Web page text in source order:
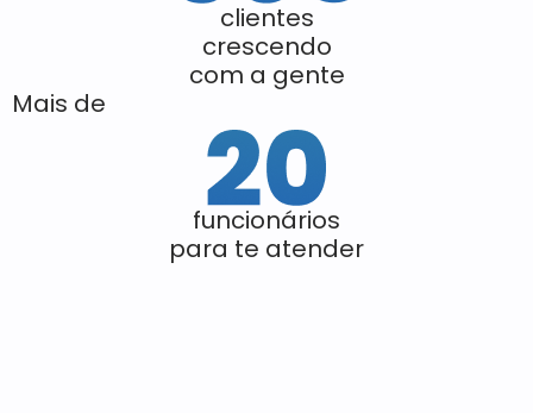
clientes
crescendo
com a gente
Mais de
funcionários
para te atender